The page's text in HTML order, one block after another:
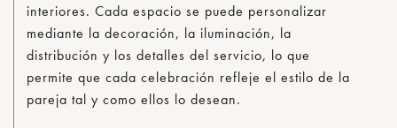
interiores. Cada espacio se puede personalizar
mediante la decoración, la iluminación, la
distribución y los detalles del servicio, lo que
permite que cada celebración refleje el estilo de la
pareja tal y como ellos lo desean.